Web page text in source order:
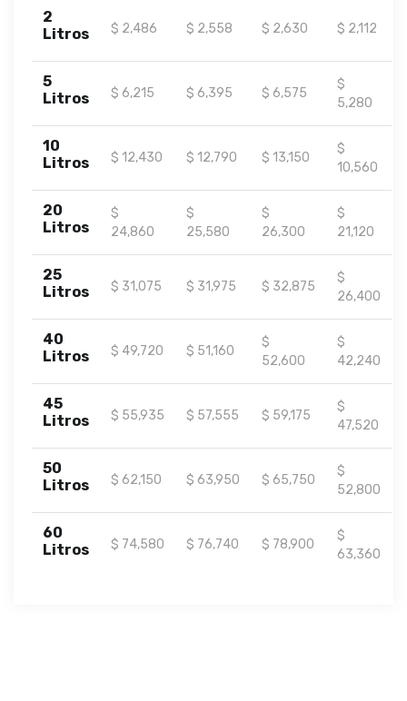
2
Litros
$ 2,486 $ 2,558 $ 2,630 $ 2,112
5
Litros
$ 6,215 $ 6,395 $ 6,575
$
5,280
10
Litros
$ 12,430 $ 12,790 $ 13,150
$
10,560
20
Litros
$
24,860
$
25,580
$
26,300
$
21,120
25
Litros
$ 31,075 $ 31,975 $ 32,875
$
26,400
40
Litros
$ 49,720 $ 51,160
$
52,600
$
42,240
45
Litros
$ 55,935 $ 57,555 $ 59,175
$
47,520
50
Litros
$ 62,150 $ 63,950 $ 65,750
$
52,800
60
Litros
$ 74,580 $ 76,740 $ 78,900
$
63,360